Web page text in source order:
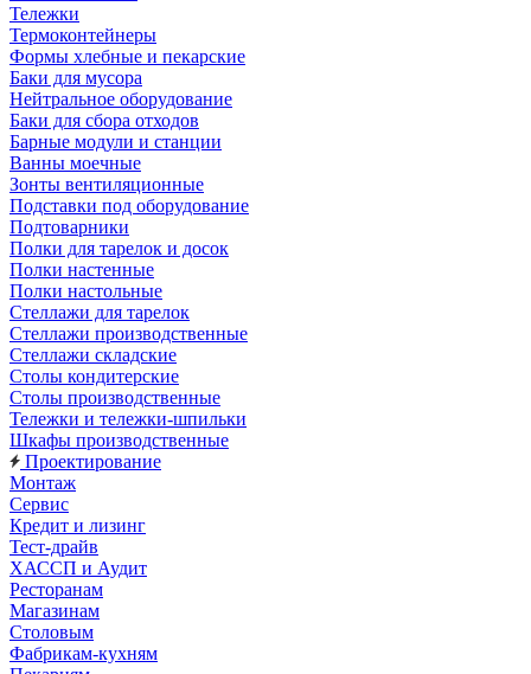
Тележки
Термоконтейнеры
Формы хлебные и пекарские
Баки для мусора
Нейтральное оборудование
Баки для сбора отходов
Барные модули и станции
Ванны моечные
Зонты вентиляционные
Подставки под оборудование
Подтоварники
Полки для тарелок и досок
Полки настенные
Полки настольные
Стеллажи для тарелок
Стеллажи производственные
Стеллажи складские
Столы кондитерские
Столы производственные
Тележки и тележки-шпильки
Шкафы производственные
Проектирование
Монтаж
Сервис
Кредит и лизинг
Тест-драйв
ХАССП и Аудит
Ресторанам
Магазинам
Столовым
Фабрикам-кухням